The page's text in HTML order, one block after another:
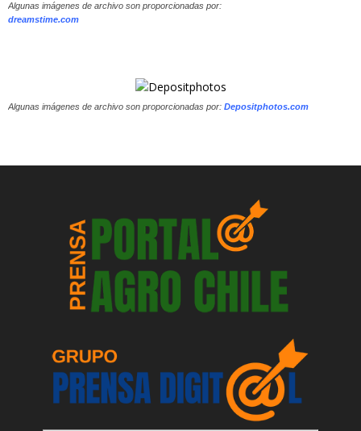
Algunas imágenes de archivo son proporcionadas por:
dreamstime.com
Algunas imágenes de archivo son proporcionadas por: Depositphotos.com